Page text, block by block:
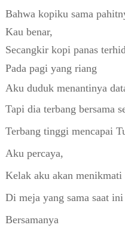
Bahwa kopiku sama
Kau benar,
Secangkir kopi panas
Pada pagi yang riang
Aku duduk menantinya
Tapi dia terbang bersama
Terbang tinggi mencapai
Aku percaya,
Kelak aku akan menikmati
Di meja yang sama saat ini
Bersamanya